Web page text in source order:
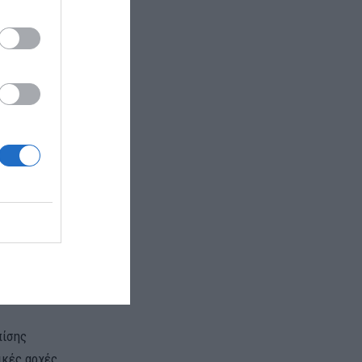
που
του
να
Κεσσές,
αν θα